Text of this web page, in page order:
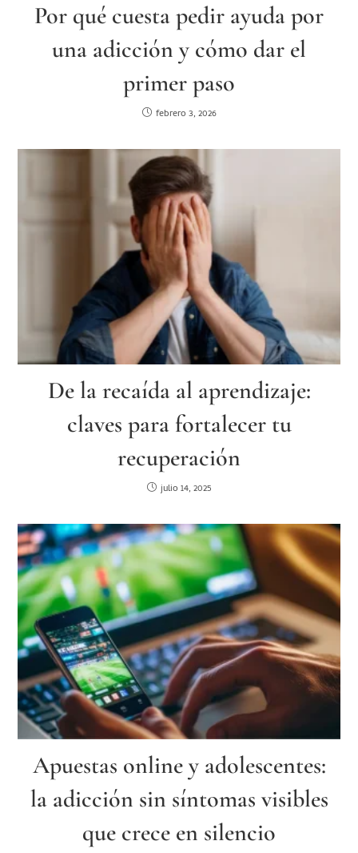
Por qué cuesta pedir ayuda por
una adicción y cómo dar el
primer paso
febrero 3, 2026
De la recaída al aprendizaje:
claves para fortalecer tu
recuperación
julio 14, 2025
Apuestas online y adolescentes:
la adicción sin síntomas visibles
que crece en silencio